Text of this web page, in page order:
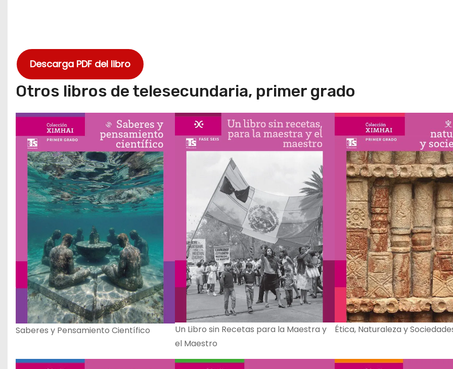
Descarga PDF del libro
Otros libros de telesecundaria, primer grado
Saberes y Pensamiento Científico
Un Libro sin Recetas para la Maestra y
el Maestro
Ética, Naturaleza y